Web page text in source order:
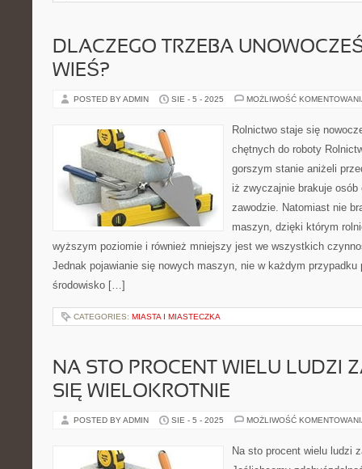
DLACZEGO TRZEBA
WIEŚ?
POSTED BY ADMIN SIE - 5 - 2025 MOŻLIWOŚĆ
Rolnictwo staje się
chętnych do roboty
gorszym stanie aniżeli
iż zwyczajnie brakuje
zawodzie. Natomiast nie
maszyn, dzięki którym
wyższym poziomie i również mniejszy jest we wszystkich
Jednak pojawianie się nowych maszyn, nie w każdym przypadku
środowisko […]
CATEGORIES: MIASTA I MIASTECZKA
NA STO PROCENT WIELU LUDZI
SIĘ WIELOKROTNIE
POSTED BY ADMIN SIE - 5 - 2025 MOŻLIWOŚĆ
Na sto procent wielu ludzi